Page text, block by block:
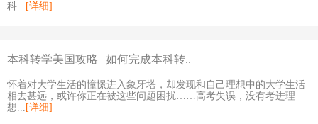
科... [详细]
本科转学美国攻略 | 如何完成本科转..
怀着对大学生活的憧憬进入象牙塔，却发现和自己理想中的大学生活
相去甚远，或许你正在被这些问题困扰……高考失误，没有考进理
想... [详细]